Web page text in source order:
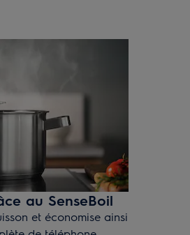
au SenseBoil
et économise ainsi